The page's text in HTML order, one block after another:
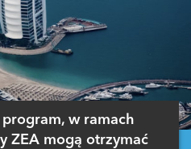
program, w ramach
ZEA mogą otrzymać